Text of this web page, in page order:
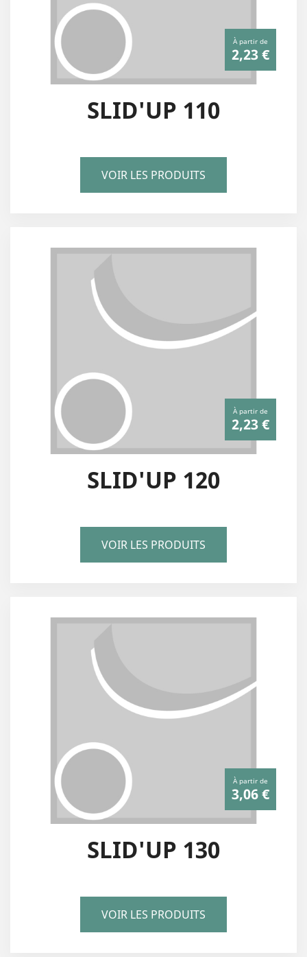
À partir de
2,23 €
SLID'UP 110
VOIR LES PRODUITS
À partir de
2,23 €
SLID'UP 120
VOIR LES PRODUITS
À partir de
3,06 €
SLID'UP 130
VOIR LES PRODUITS